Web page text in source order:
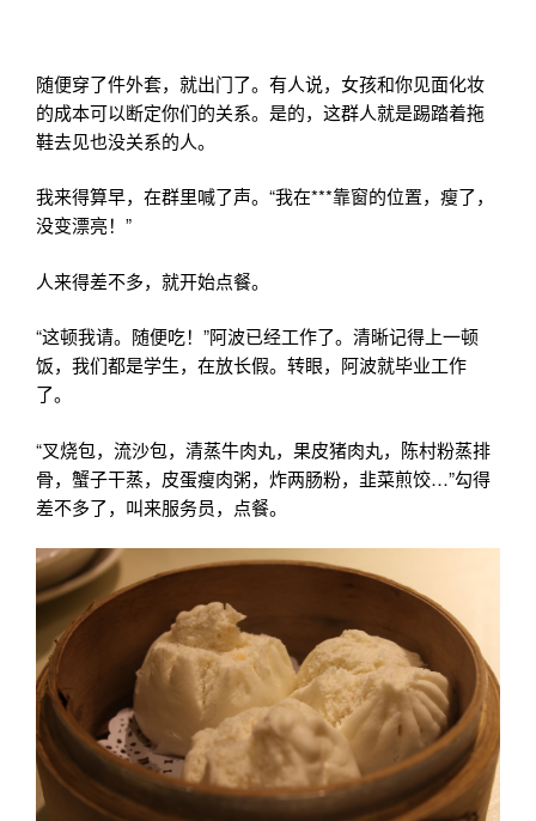
随便穿了件外套，就出门了。有人说，女孩和你见面化妆
的成本可以断定你们的关系。是的，这群人就是踢踏着拖
鞋去见也没关系的人。
我来得算早，在群里喊了声。“我在***靠窗的位置，瘦了，
没变漂亮！”
人来得差不多，就开始点餐。
“这顿我请。随便吃！”阿波已经工作了。清晰记得上一顿
饭，我们都是学生，在放长假。转眼，阿波就毕业工作
了。
“叉烧包，流沙包，清蒸牛肉丸，果皮猪肉丸，陈村粉蒸排
骨，蟹子干蒸，皮蛋瘦肉粥，炸两肠粉，韭菜煎饺…”勾得
差不多了，叫来服务员，点餐。